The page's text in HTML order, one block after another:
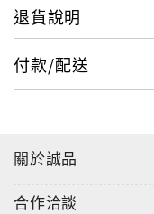
退貨說明
付款/配送
關於誠品
合作洽談